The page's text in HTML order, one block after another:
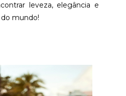
leveza, elegância e
mundo!